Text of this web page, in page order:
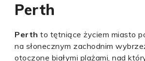
Perth
Perth to tętniące życiem miasto
na słonecznym zachodnim
otoczone białymi plażami, nad